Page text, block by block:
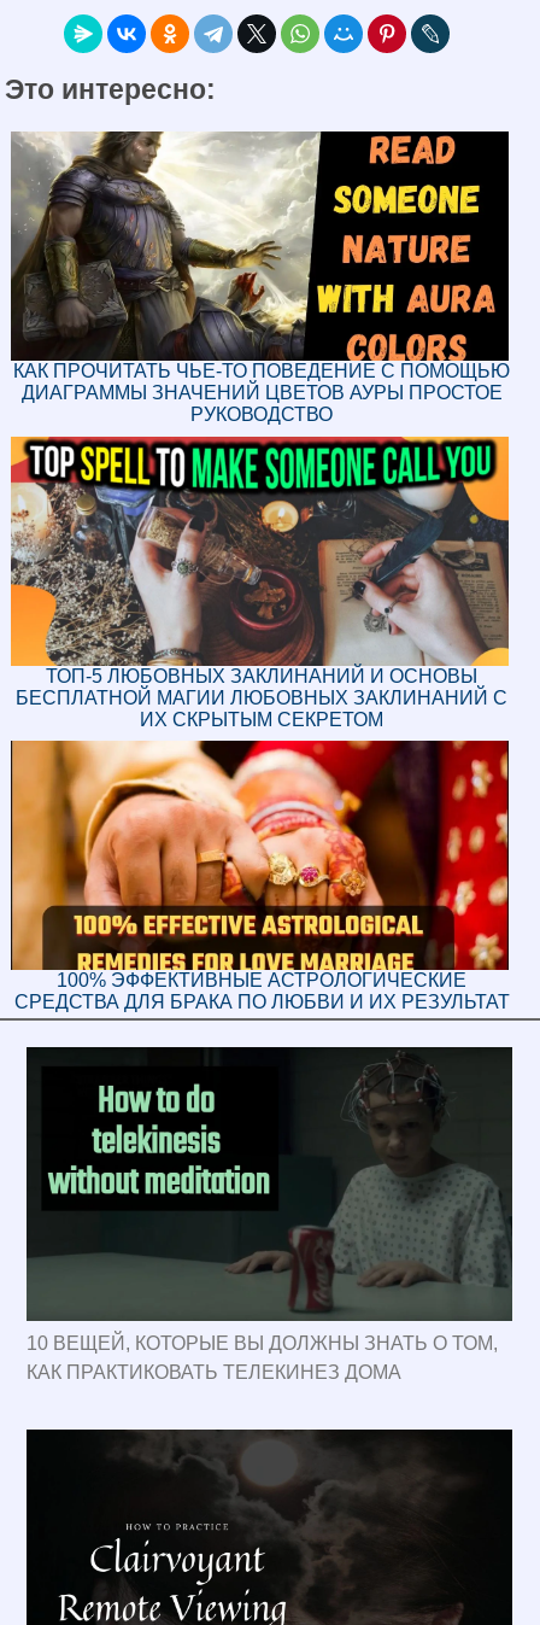
Это интересно:
КАК ПРОЧИТАТЬ ЧЬЕ-ТО ПОВЕДЕНИЕ С ПОМОЩЬЮ
ДИАГРАММЫ ЗНАЧЕНИЙ ЦВЕТОВ АУРЫ ПРОСТОЕ
РУКОВОДСТВО
ТОП-5 ЛЮБОВНЫХ ЗАКЛИНАНИЙ И ОСНОВЫ
БЕСПЛАТНОЙ МАГИИ ЛЮБОВНЫХ ЗАКЛИНАНИЙ С
ИХ СКРЫТЫМ СЕКРЕТОМ
100% ЭФФЕКТИВНЫЕ АСТРОЛОГИЧЕСКИЕ
СРЕДСТВА ДЛЯ БРАКА ПО ЛЮБВИ И ИХ РЕЗУЛЬТАТ
10 ВЕЩЕЙ, КОТОРЫЕ ВЫ ДОЛЖНЫ ЗНАТЬ О ТОМ,
КАК ПРАКТИКОВАТЬ ТЕЛЕКИНЕЗ ДОМА